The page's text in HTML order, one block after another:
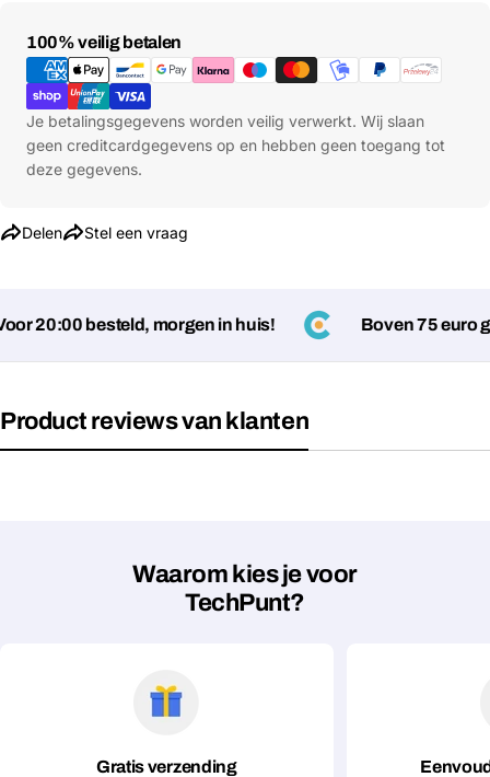
100% veilig betalen
Betaalmethoden
Je betalingsgegevens worden veilig verwerkt. Wij slaan
geen creditcardgegevens op en hebben geen toegang tot
deze gegevens.
Delen Deel dit product
Stel een vraag
Stel een vraag
naam
email
Jouw
Velden gemarkeerd met * zijn verplicht
20:00 besteld, morgen in huis! Boven 75 euro
Product reviews van klanten
Waarom kies je voor
TechPunt?
Gratis verzending